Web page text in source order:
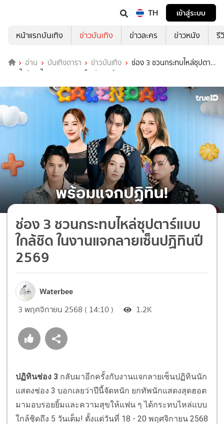
TH
เข้าสู่ระบบ
หน้าแรกบันเทิง
ข่าวบันเทิง ข่าวละคร ข่าวหนัง รี
อ่าน บันเทิงดารา ข่าวบันเทิง
ช่อง 3 ชวนกระทบไหล่ซุปตาร์
แบบใกล้ชิด ในงานแจกลายเซ็นปฏิทินปี 2569
ช่อง 3 ชวนกระทบไหล่ซุปตาร์แบบ
ใกล้ชิด ในงานแจกลายเซ็นปฏิทินปี
2569
Waterbee
3 พฤศจิกายน 2568 ( 14:10 ) 1.2K
ปฏิทินช่อง 3 กลับมาอีกครั้งกับงานแจกลายเซ็นปฏิทินนัก
แสดงช่อง 3 บอกเลยว่าปีนี้จัดหนัก ยกทัพนักแสดงสุดฮอต
มามอบรอยยิ้มและความสุขให้แฟน ๆ ได้กระทบไหล่แบบ
ใกล้ชิดถึง 5 วันเต็ม! ตั้งแต่วันที่ 18 - 20 พฤศจิกายน 2568